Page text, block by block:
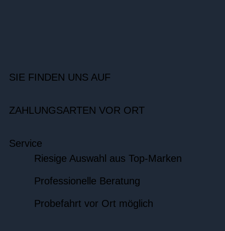
SIE FINDEN UNS AUF
ZAHLUNGSARTEN VOR ORT
Service
Riesige Auswahl aus Top-Marken
Professionelle Beratung
Probefahrt vor Ort möglich